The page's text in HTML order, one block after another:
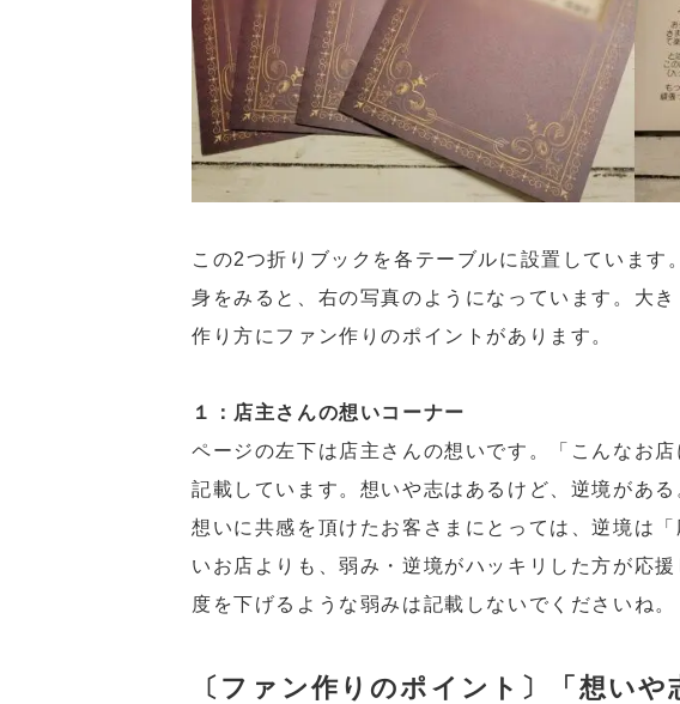
この2つ折りブックを各テーブルに設置しています
身をみると、右の写真のようになっています。大
作り方にファン作りのポイントがあります。
１：店主さんの想いコーナー
ページの左下は店主さんの想いです。「こんなお
記載しています。想いや志はあるけど、逆境があ
想いに共感を頂けたお客さまにとっては、逆境は
いお店よりも、弱み・逆境がハッキリした方が応
度を下げるような弱みは記載しないでくださいね。
〔ファン作りのポイント〕「想いや